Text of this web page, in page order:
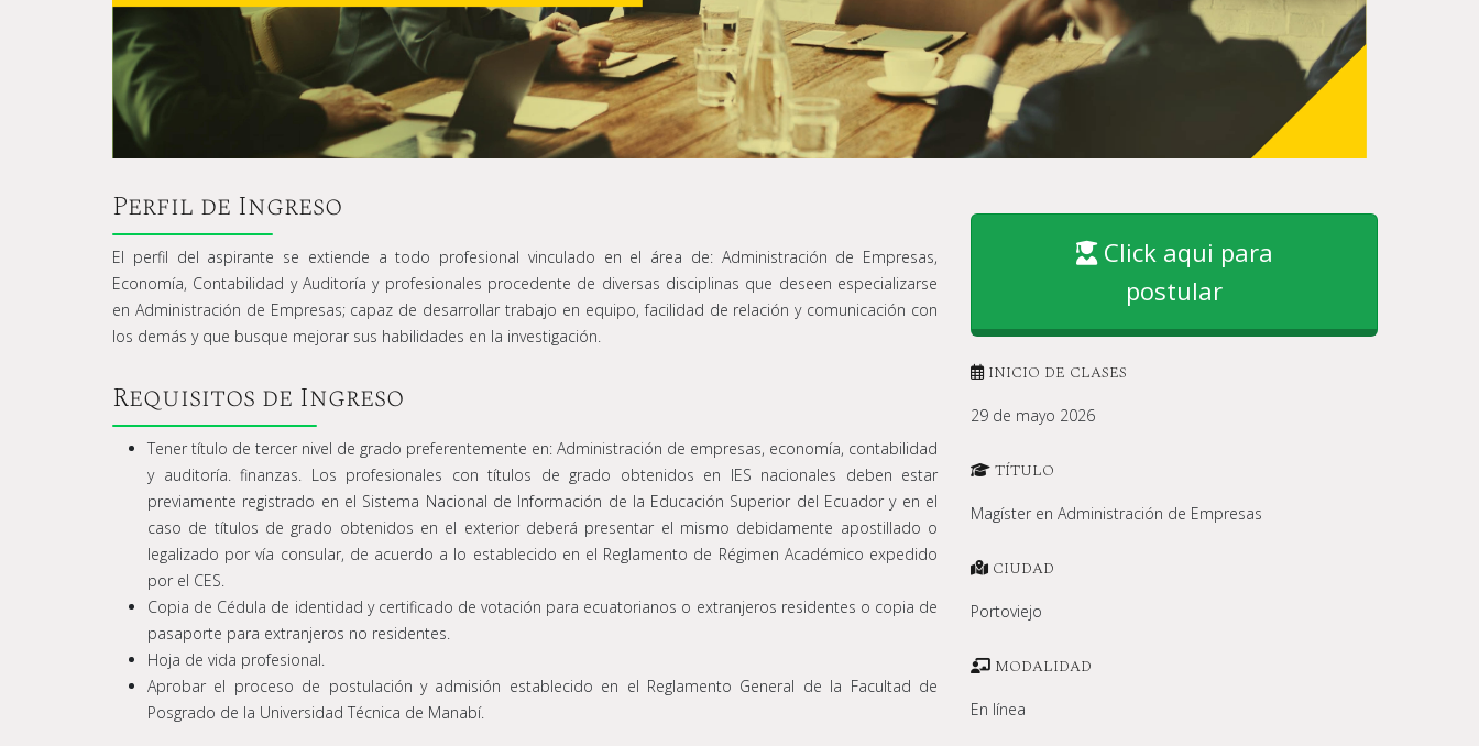
Perfil de Ingreso
El perfil del aspirante se extiende a todo profesional vinculado en el área de: Administración de Empresas,
Economía, Contabilidad y Auditoría y profesionales procedente de diversas disciplinas que deseen especializarse
en Administración de Empresas; capaz de desarrollar trabajo en equipo, facilidad de relación y comunicación con
los demás y que busque mejorar sus habilidades en la investigación.
Requisitos de Ingreso
Tener título de tercer nivel de grado preferentemente en: Administración de empresas, economía, contabilidad
y auditoría. finanzas. Los profesionales con títulos de grado obtenidos en IES nacionales deben estar
previamente registrado en el Sistema Nacional de Información de la Educación Superior del Ecuador y en el
caso de títulos de grado obtenidos en el exterior deberá presentar el mismo debidamente apostillado o
legalizado por vía consular, de acuerdo a lo establecido en el Reglamento de Régimen Académico expedido
por el CES.
Copia de Cédula de identidad y certificado de votación para ecuatorianos o extranjeros residentes o copia de
pasaporte para extranjeros no residentes.
Hoja de vida profesional.
Aprobar el proceso de postulación y admisión establecido en el Reglamento General de la Facultad de
Posgrado de la Universidad Técnica de Manabí.
Click aqui para
postular
INICIO DE CLASES
29 de mayo 2026
TÍTULO
Magíster en Administración de Empresas
CIUDAD
Portoviejo
MODALIDAD
En línea